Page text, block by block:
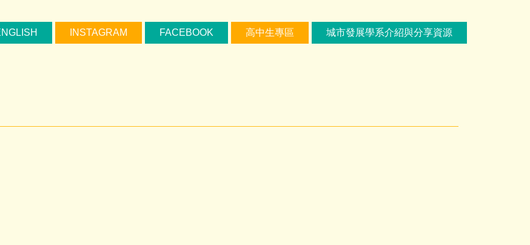
INSTAGRAM FACEBOOK 高中生專區 城市發展學系介紹與分享資源